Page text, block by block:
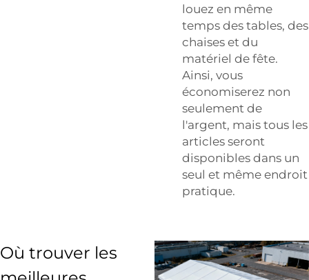
louez en même
temps des tables, des
chaises et du
matériel de fête.
Ainsi, vous
économiserez non
seulement de
l'argent, mais tous les
articles seront
disponibles dans un
seul et même endroit
pratique.
Où trouver les